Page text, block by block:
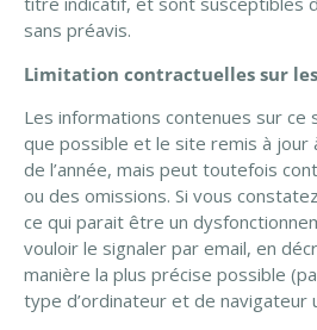
sans préavis.
Limitation contractuelles sur
Les informations contenues sur ce
que possible et le site remis à
de l’année, mais peut toutefois
ou des omissions. Si vous
ce qui parait être un
vouloir le signaler par email, en
manière la plus précise possible
type d’ordinateur et de navigateur